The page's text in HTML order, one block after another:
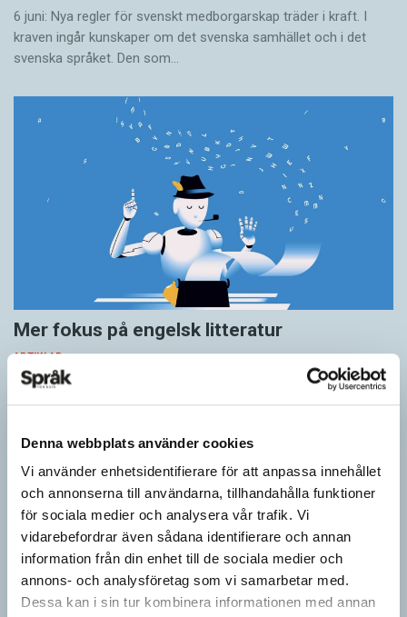
Denna webbplats använder cookies
Vi använder enhetsidentifierare för att anpassa innehållet
och annonserna till användarna, tillhandahålla funktioner
för sociala medier och analysera vår trafik. Vi
vidarebefordrar även sådana identifierare och annan
information från din enhet till de sociala medier och
annons- och analysföretag som vi samarbetar med.
Dessa kan i sin tur kombinera informationen med annan
6 juni: Nya regler för svenskt medborgarskap träder i kraft. I
kraven ingår kunskaper om det svenska samhället och i det
svenska språket. Den som…
Mer fokus på engelsk litteratur
ARTIKLAR
Bara mycket skickliga författare och översättare ­kommer att
överleva AI-omställningen. Alla som kan beskrivas som
rapport…